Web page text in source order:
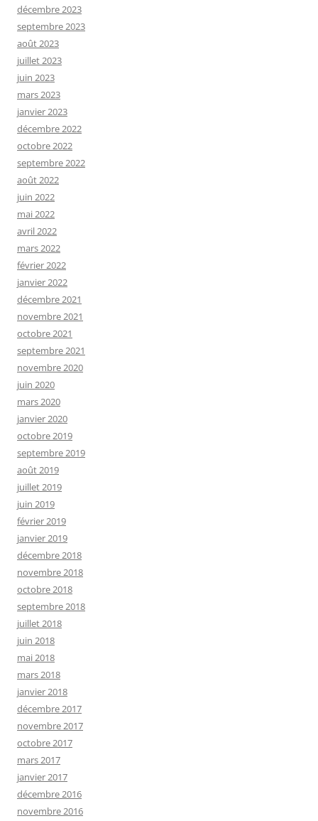
décembre 2023
septembre 2023
août 2023
juillet 2023
juin 2023
mars 2023
janvier 2023
décembre 2022
octobre 2022
septembre 2022
août 2022
juin 2022
mai 2022
avril 2022
mars 2022
février 2022
janvier 2022
décembre 2021
novembre 2021
octobre 2021
septembre 2021
novembre 2020
juin 2020
mars 2020
janvier 2020
octobre 2019
septembre 2019
août 2019
juillet 2019
juin 2019
février 2019
janvier 2019
décembre 2018
novembre 2018
octobre 2018
septembre 2018
juillet 2018
juin 2018
mai 2018
mars 2018
janvier 2018
décembre 2017
novembre 2017
octobre 2017
mars 2017
janvier 2017
décembre 2016
novembre 2016